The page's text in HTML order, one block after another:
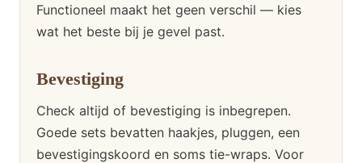
Functioneel maakt het geen verschil — kies
wat het beste bij je gevel past.
Bevestiging
Check altijd of bevestiging is inbegrepen.
Goede sets bevatten haakjes, pluggen, een
bevestigingskoord en soms tie-wraps. Voor